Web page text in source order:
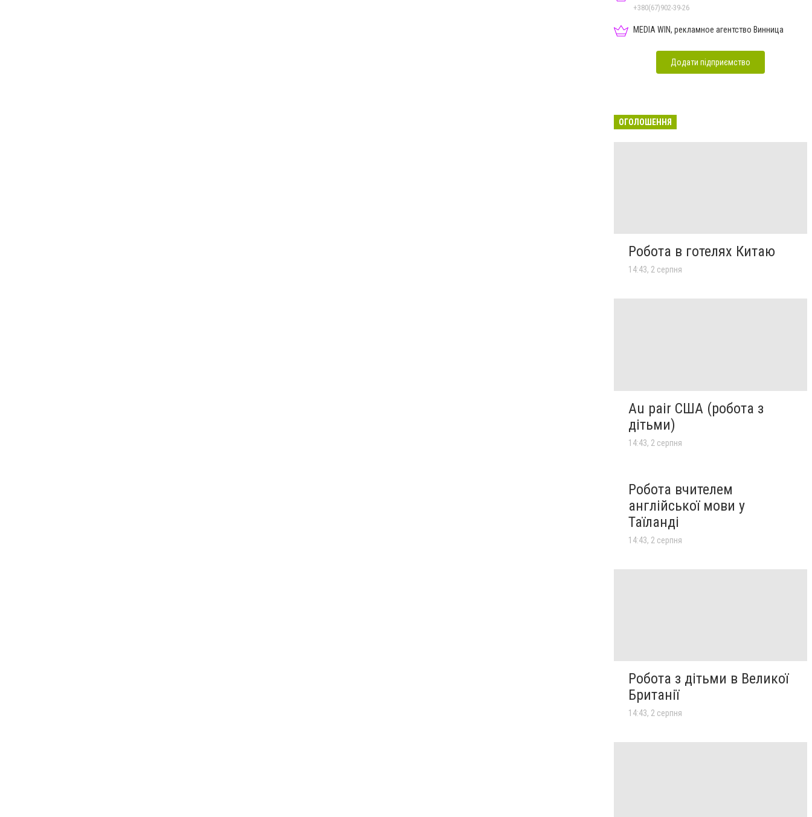
+380(67)902-39-26
MEDIA WIN, рекламное агентство Винница
Додати підприємство
ОГОЛОШЕННЯ
Робота в готелях Китаю
14:43, 2 серпня
Au pair США (робота з
дітьми)
14:43, 2 серпня
Робота вчителем
англійської мови у
Таїланді
14:43, 2 серпня
Робота з дітьми в Великої
Британії
14:43, 2 серпня